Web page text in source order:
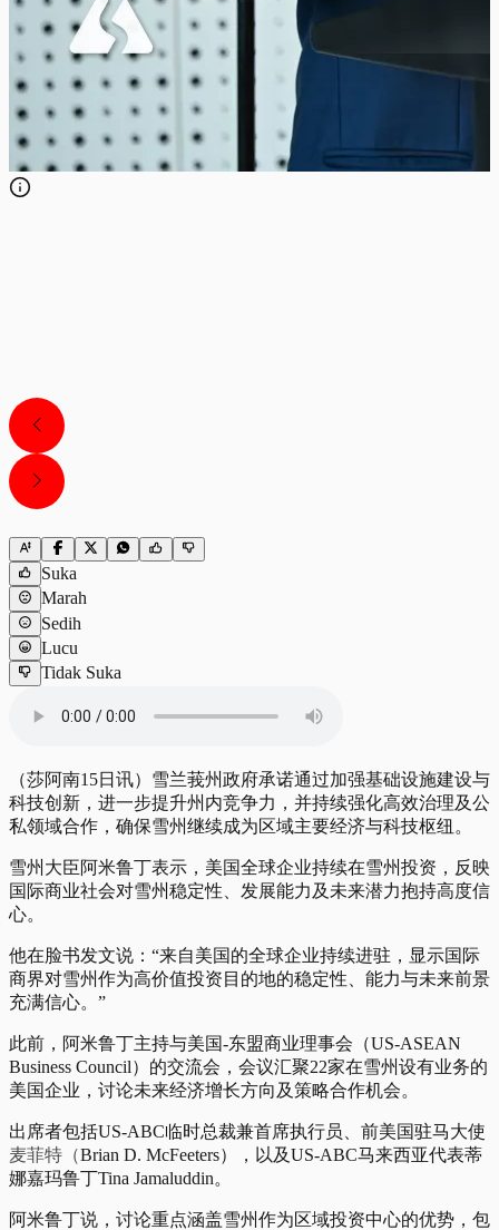
Suka
Marah
Sedih
Lucu
Tidak Suka
（莎阿南15日讯）雪兰莪州政府承诺通过加强基础设施建设与
科技创新，进一步提升州内竞争力，并持续强化高效治理及公
私领域合作，确保雪州继续成为区域主要经济与科技枢纽。
雪州大臣阿米鲁丁表示，美国全球企业持续在雪州投资，反映
国际商业社会对雪州稳定性、发展能力及未来潜力抱持高度信
心。
他在脸书发文说：“来自美国的全球企业持续进驻，显示国际
商界对雪州作为高价值投资目的地的稳定性、能力与未来前景
充满信心。”
此前，阿米鲁丁主持与美国-东盟商业理事会（US-ASEAN
Business Council）的交流会，会议汇聚22家在雪州设有业务的
美国企业，讨论未来经济增长方向及策略合作机会。
出席者包括US-ABC临时总裁兼首席执行员、前美国驻马大使
麦菲特（Brian D. McFeeters），以及US-ABC马来西亚代表蒂
娜嘉玛鲁丁Tina Jamaluddin。
阿米鲁丁说，讨论重点涵盖雪州作为区域投资中心的优势，包